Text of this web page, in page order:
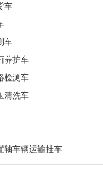
车
车
养护车
检测车
清洗车
轴车辆运输挂车